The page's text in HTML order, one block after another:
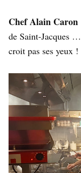
Chef Alain Caron
de Saint-Jacques …
croit pas ses yeux !